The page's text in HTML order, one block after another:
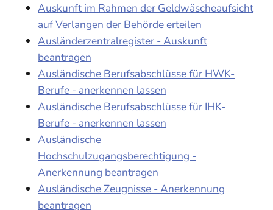
Auskunft im Rahmen der Geldwäscheaufsicht
auf Verlangen der Behörde erteilen
Ausländerzentralregister - Auskunft
beantragen
Ausländische Berufsabschlüsse für HWK-
Berufe - anerkennen lassen
Ausländische Berufsabschlüsse für IHK-
Berufe - anerkennen lassen
Ausländische
Hochschulzugangsberechtigung -
Anerkennung beantragen
Ausländische Zeugnisse - Anerkennung
beantragen